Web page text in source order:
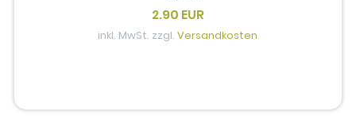
2.90 EUR
inkl. MwSt. zzgl.Versandkosten